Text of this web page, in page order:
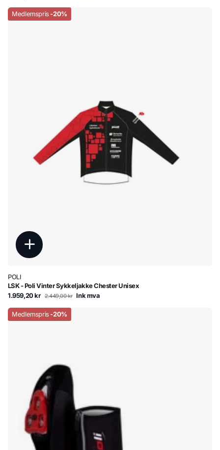
Medlemspris -20%
POLI
LSK - Poli Vinter Sykkeljakke Chester Unisex
1.959,20 kr 2.449,00 kr Ink mva
Medlemspris -20%